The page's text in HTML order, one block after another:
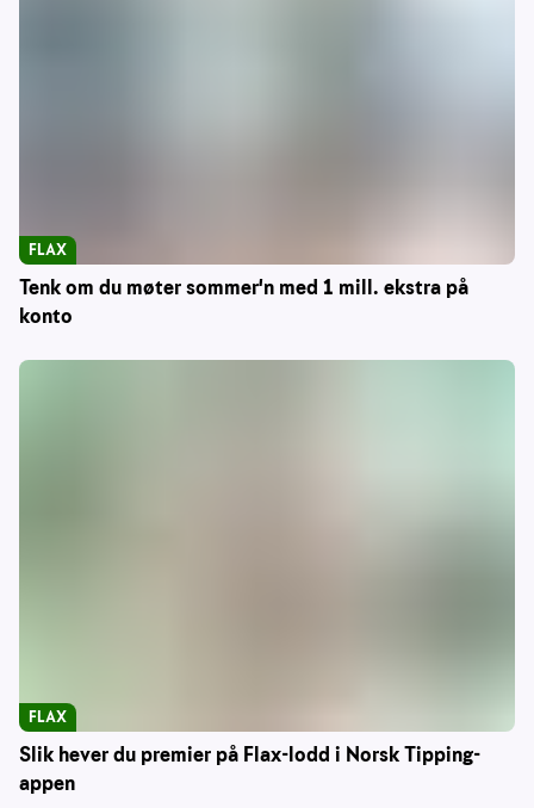
Tenk om du møter sommer'n med 1 mill. ekstra på
konto
FLAX
Slik hever du premier på Flax-lodd i Norsk Tipping-
appen
FLAX